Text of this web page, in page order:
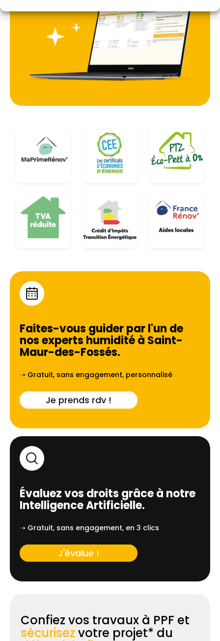
Faites-vous guider par l'un de
nos experts humidité à Saint-
Maur-des-Fossés.
➝ Gratuit, sans engagement, personnalisé
Je prends rdv !
Évaluez vos droits grâce à notre
Intelligence Artificielle.
➝ Gratuit, sans engagement, en 3 clics
J'évalue !
Confiez vos travaux à PPF et
sécurisez votre projet* du